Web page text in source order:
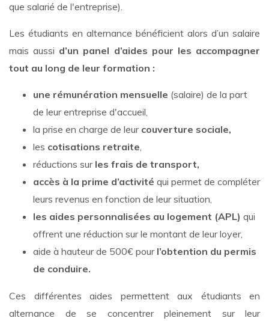
que salarié de l'entreprise).
Les étudiants en alternance bénéficient alors d’un salaire
mais aussi d’un panel d’aides pour les accompagner
tout au long de leur formation :
une rémunération mensuelle (salaire) de la part
de leur entreprise d'accueil,
la prise en charge de leur couverture sociale,
les cotisations retraite,
réductions surles frais de transport,
accès à la prime d’activité qui permet de compléter
leurs revenus en fonction de leur situation,
les aides personnalisées au logement (APL) qui
offrent une réduction sur le montant de leur loyer,
aide à hauteur de 500€ pour l’obtention du permis
de conduire.
Ces différentes aides permettent aux étudiants en
alternance de se concentrer pleinement sur leur